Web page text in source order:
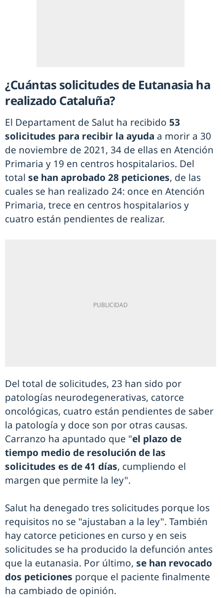
¿Cuántas solicitudes de Eutanasia ha
realizado Cataluña?
El Departament de Salut ha recibido 53
solicitudes para recibir la ayuda a morir a 30
de noviembre de 2021, 34 de ellas en Atención
Primaria y 19 en centros hospitalarios. Del
total se han aprobado 28 peticiones, de las
cuales se han realizado 24: once en Atención
Primaria, trece en centros hospitalarios y
cuatro están pendientes de realizar.
Del total de solicitudes, 23 han sido por
patologías neurodegenerativas, catorce
oncológicas, cuatro están pendientes de saber
la patología y doce son por otras causas.
Carranzo ha apuntado que "el plazo de
tiempo medio de resolución de las
solicitudes es de 41 días, cumpliendo el
margen que permite la ley".
Salut ha denegado tres solicitudes porque los
requisitos no se "ajustaban a la ley". También
hay catorce peticiones en curso y en seis
solicitudes se ha producido la defunción antes
que la eutanasia. Por último, se han revocado
dos peticiones porque el paciente finalmente
ha cambiado de opinión.